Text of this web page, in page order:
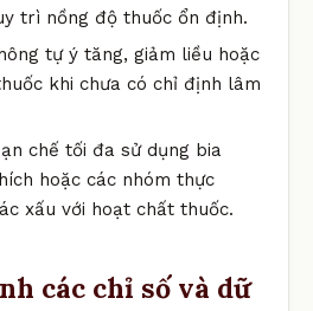
trì nồng độ thuốc ổn định.
tự ý tăng, giảm liều hoặc
khi chưa có chỉ định lâm
chế tối đa sử dụng bia
hoặc các nhóm thực
xấu với hoạt chất thuốc.
các chỉ số và dữ